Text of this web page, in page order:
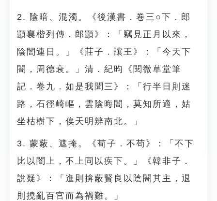
2. 陰暗、混濁。《後漢書．卷三○下．郎
顗襄楷列傳．郎顗》：「竊見正月以來，
陰闇連日。」《莊子．讓王》：「今天下
闇，周德衰。」清．紀昀《閱微草堂筆
記．卷九．如是我聞三》：「行半日則迷
路，石徑崎嶇，雲陰晦闇，莫知所適，姑
坐枯樹下，俟天明辨南北。」
3. 蒙蔽、遮掩。《荀子．不苟》：「不下
比以闇上，不上同以疾下。」《韓非子．
說疑》：「進則揜蔽賢良以陰闇其主，退
則撓亂百官而為禍難。」